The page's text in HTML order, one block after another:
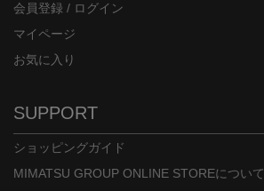
会員登録 / ログイン
マイページ
お気に入り
SUPPORT
ショッピングガイド
MIMATSU GROUP ONLINE STOREについて